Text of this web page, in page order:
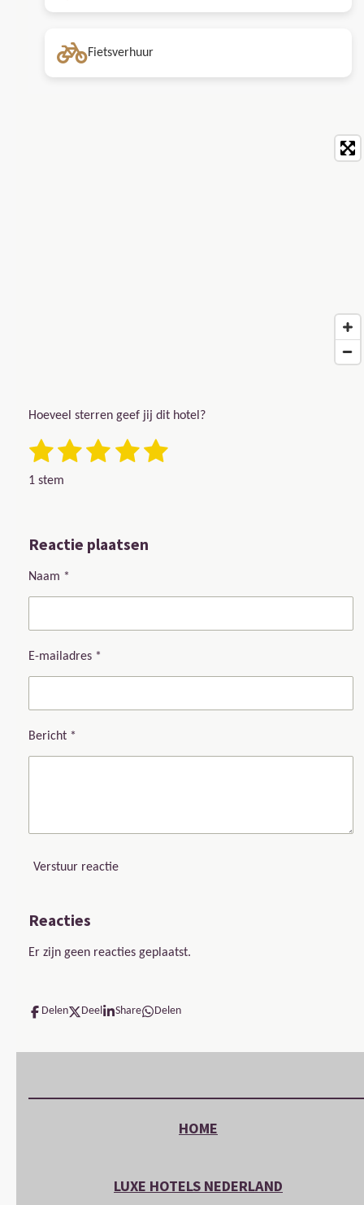
Fietsverhuur
Hoeveel sterren geef jij dit hotel?
Rating: 5 sterren
1 ster2 sterren
3 sterren
4 sterren
5 sterren
Stemmen
1 stem
Reactie plaatsen
Naam *
E-mailadres *
Bericht *
Verstuur reactie
Reacties
Er zijn geen reacties geplaatst.
Delen Deel Share Delen
HOME
LUXE HOTELS NEDERLAND